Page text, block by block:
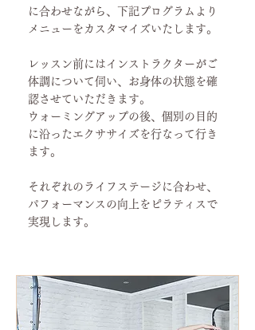
に合わせながら、下記プログラムより
メニューをカスタマイズいたします。
レッスン前にはインストラクターがご
体調について伺い、お身体の状態を確
認させていただきます。
ウォーミングアップの後、個別の目的
に沿ったエクササイズを行なって行き
ます。
それぞれのライフステージに合わせ、
パフォーマンスの向上をピラティスで
実現します。